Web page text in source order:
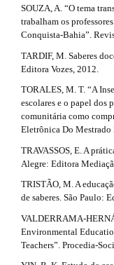
SOUZA, A. “O tema
trabalham os
Conquista-Bahia”.
TARDIF, M. Saberes
Editora Vozes, 2012.
TORALES, M. T. “A
escolares e o papel dos
comunitária como
Eletrônica Do Mestrado
TRAVASSOS, E. A
Alegre: Editora
TRISTÃO, M. A
de saberes. São Paulo:
VALDERRAMA-
Environmental
Teachers”. Procedia-